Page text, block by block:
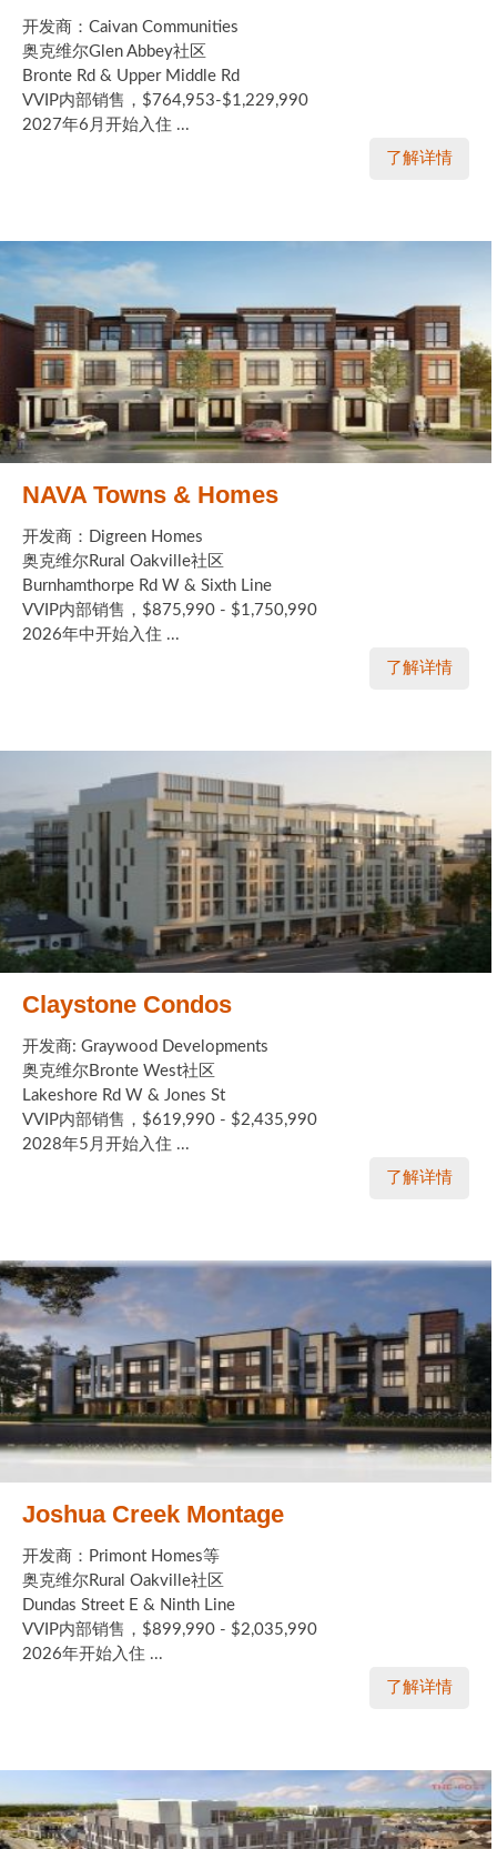
开发商：Caivan Communities
奥克维尔Glen Abbey社区
Bronte Rd & Upper Middle Rd
VVIP内部销售，$764,953-$1,229,990
2027年6月开始入住 ...
了解详情
NAVA Towns & Homes
开发商：Digreen Homes
奥克维尔Rural Oakville社区
Burnhamthorpe Rd W & Sixth Line
VVIP内部销售，$875,990 - $1,750,990
2026年中开始入住 ...
了解详情
Claystone Condos
开发商: Graywood Developments
奥克维尔Bronte West社区
Lakeshore Rd W & Jones St
VVIP内部销售，$619,990 - $2,435,990
2028年5月开始入住 ...
了解详情
Joshua Creek Montage
开发商：Primont Homes等
奥克维尔Rural Oakville社区
Dundas Street E & Ninth Line
VVIP内部销售，$899,990 - $2,035,990
2026年开始入住 ...
了解详情